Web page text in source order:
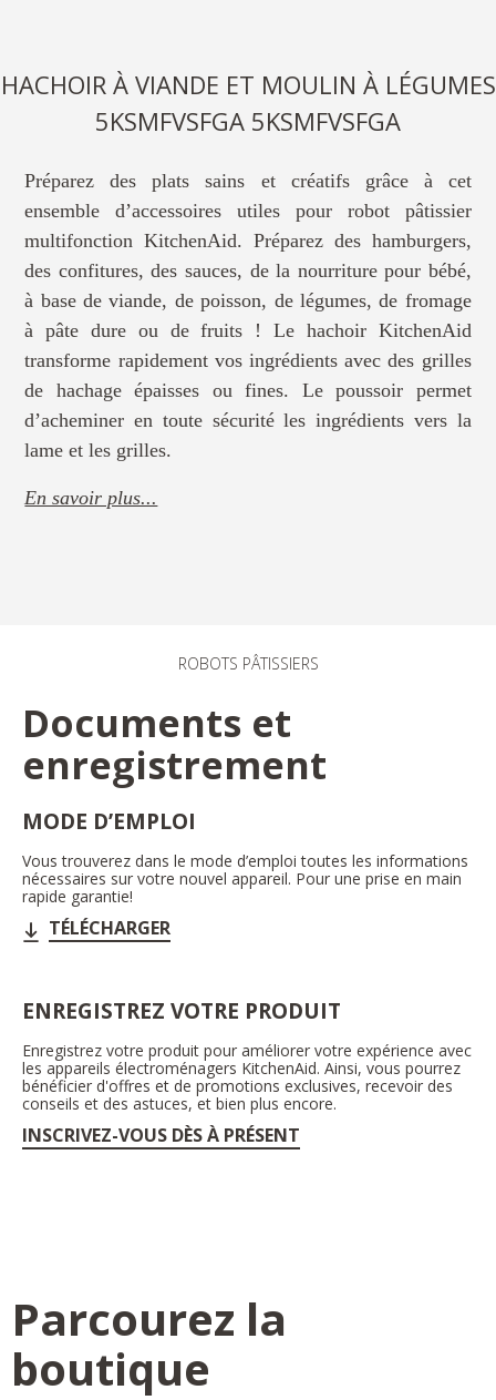
HACHOIR À VIANDE ET MOULIN À LÉGUMES
5KSMFVSFGA 5KSMFVSFGA
Préparez des plats sains et créatifs grâce à cet
ensemble d’accessoires utiles pour robot pâtissier
multifonction KitchenAid. Préparez des hamburgers,
des confitures, des sauces, de la nourriture pour bébé,
à base de viande, de poisson, de légumes, de fromage
à pâte dure ou de fruits ! Le hachoir KitchenAid
transforme rapidement vos ingrédients avec des grilles
de hachage épaisses ou fines. Le poussoir permet
d’acheminer en toute sécurité les ingrédients vers la
lame et les grilles.
En savoir plus...
ROBOTS PÂTISSIERS
Documents et
enregistrement
MODE D’EMPLOI
Vous trouverez dans le mode d’emploi toutes les informations
nécessaires sur votre nouvel appareil. Pour une prise en main
rapide garantie!
TÉLÉCHARGER
ENREGISTREZ VOTRE PRODUIT
Enregistrez votre produit pour améliorer votre expérience avec
les appareils électroménagers KitchenAid. Ainsi, vous pourrez
bénéficier d'offres et de promotions exclusives, recevoir des
conseils et des astuces, et bien plus encore.
INSCRIVEZ-VOUS DÈS À PRÉSENT
Parcourez la
boutique